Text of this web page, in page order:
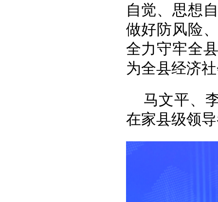
自觉、思想
做好防风险
全力守牢全
为全县经济
马文平、
在家县级领